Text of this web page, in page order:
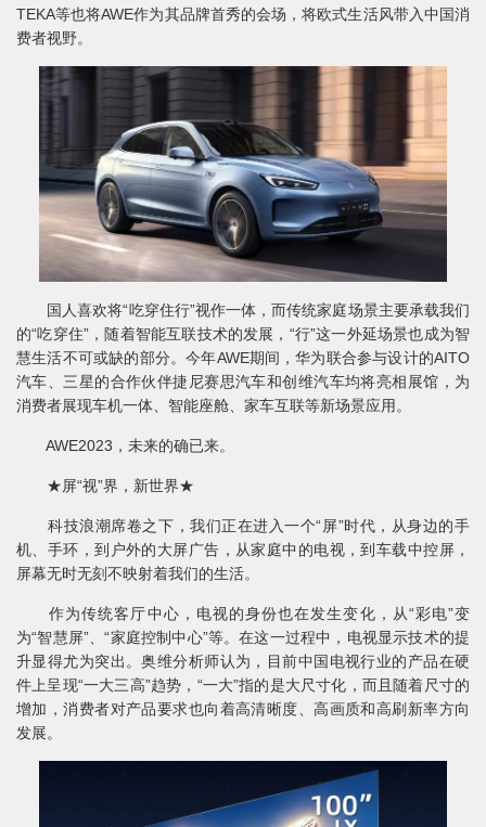
TEKA等也将AWE作为其品牌首秀的会场，将欧式生活风带入中国消
费者视野。
国人喜欢将“吃穿住行”视作一体，而传统家庭场景主要承载我们
的“吃穿住”，随着智能互联技术的发展，“行”这一外延场景也成为智
慧生活不可或缺的部分。今年AWE期间，华为联合参与设计的AITO
汽车、三星的合作伙伴捷尼赛思汽车和创维汽车均将亮相展馆，为
消费者展现车机一体、智能座舱、家车互联等新场景应用。
AWE2023，未来的确已来。
★屏“视”界，新世界★
科技浪潮席卷之下，我们正在进入一个“屏”时代，从身边的手
机、手环，到户外的大屏广告，从家庭中的电视，到车载中控屏，
屏幕无时无刻不映射着我们的生活。
作为传统客厅中心，电视的身份也在发生变化，从“彩电”变
为“智慧屏”、“家庭控制中心”等。在这一过程中，电视显示技术的提
升显得尤为突出。奥维分析师认为，目前中国电视行业的产品在硬
件上呈现“一大三高”趋势，“一大”指的是大尺寸化，而且随着尺寸的
增加，消费者对产品要求也向着高清晰度、高画质和高刷新率方向
发展。